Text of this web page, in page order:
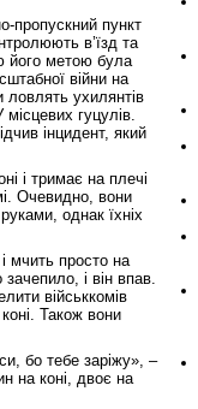
пропускний пункт
в’їзд та
його метою була
війни на
ловлять ухилянтів
гуцулів.
інцидент, який
і тримає на плечі
Очевидно, вони
однак їхніх
мчить просто на
і він впав.
військкомів
Також вони
бо тебе заріжу», –
на коні, двоє на